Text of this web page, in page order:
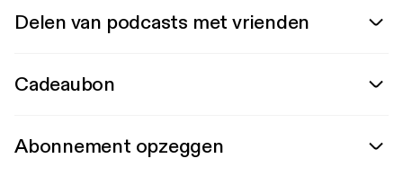
Delen van podcasts met vrienden
Cadeaubon
Abonnement opzeggen